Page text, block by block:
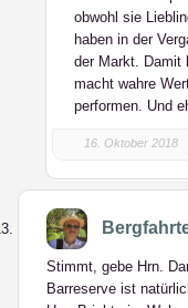
obwohl sie
haben in der
der Markt. Damit
macht wahre
performen. Und
16. Oktober 2018
Stimmt, gebe Hrn.
Barreserve ist